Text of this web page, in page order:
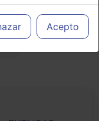
de los
y decidir, en
a lasAcepto
mental